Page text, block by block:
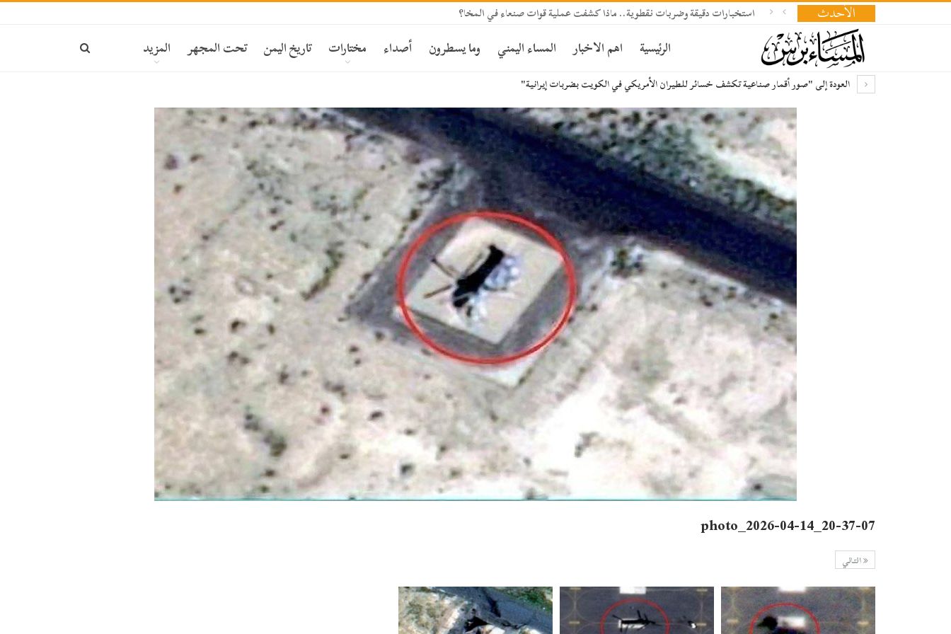
الأحدث استخبارات دقيقة وضربات نقطوية.. ماذا كشفت عملية قوات صنعاء في المخا؟
الرئيسية اهم الاخبار المساء اليمني وما يسطرون أصداء مختارات تاريخ اليمن تحت المجهر المزيد
العودة إلى "صور أقمار صناعية تكشف خسائر للطيران الأمريكي في الكويت بضربات إيرانية"
photo_2026-04-14_20-37-07
التالي